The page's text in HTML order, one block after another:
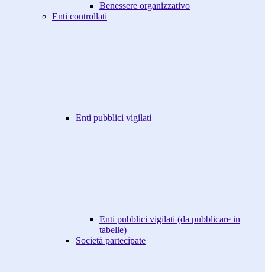
Benessere organizzativo
Enti controllati
Enti pubblici vigilati
Enti pubblici vigilati (da pubblicare in
tabelle)
Società partecipate